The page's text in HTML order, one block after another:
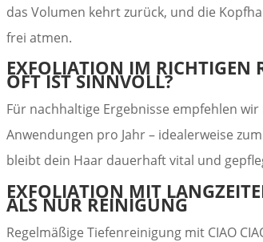
das Volumen kehrt zurück, und die
frei atmen.
EXFOLIATION IM RICHTIGEN
OFT IST SINNVOLL?
Für nachhaltige Ergebnisse empfehlen
Anwendungen pro Jahr – idealerweise
bleibt dein Haar dauerhaft vital und
EXFOLIATION MIT
ALS NUR REINIGUNG
Regelmäßige Tiefenreinigung mit CIAO